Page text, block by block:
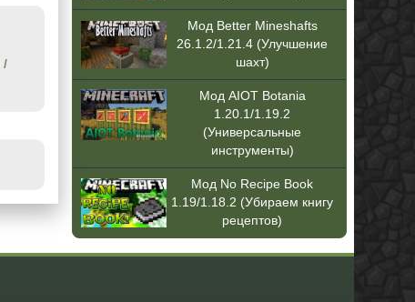
/
Мод Better Mineshafts
26.1.2/1.21.4 (Улучшение
шахт)
Мод AIOT Botania
1.20.1/1.19.2
(Универсальные
инструменты)
Мод No Recipe Book
1.19/1.18.2 (Убираем книгу
рецептов)